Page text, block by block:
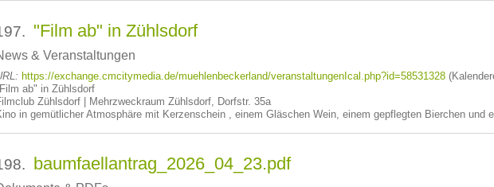
"Film ab" in Zühlsdorf
& Veranstaltungen
https://exchange.cmcitymedia.de/muehlenbeckerland/veranstaltungenIcal.php?id=58531328
ab" in Zühlsdorf
Zühlsdorf | Mehrzweckraum Zühlsdorf, Dorfstr. 35a
in gemütlicher Atmosphäre mit Kerzenschein , einem Gläschen Wein, einem gepflegten Bierchen und
baumfaellantrag_2026_04_23.pdf